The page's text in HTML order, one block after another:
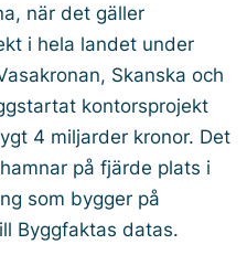
när det gäller
i hela landet under
Skanska och
kontorsprojekt
4 miljarder kronor. Det
på fjärde plats i
som bygger på
Byggfaktas datas.